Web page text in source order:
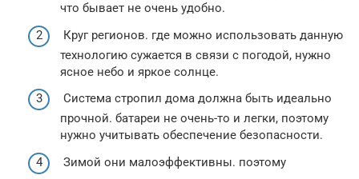
что бывает не очень удобно.
Круг регионов. где можно использовать данную
технологию сужается в связи с погодой, нужно
ясное небо и яркое солнце.
Система стропил дома должна быть идеально
прочной. батареи не очень-то и легки, поэтому
нужно учитывать обеспечение безопасности.
Зимой они малоэффективны. поэтому